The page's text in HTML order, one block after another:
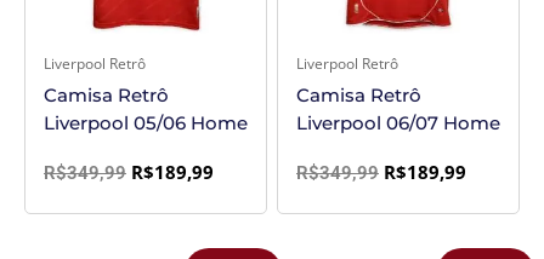
Liverpool Retrô
Camisa Retrô
Liverpool 05/06 Home
R$349,99 R$189,99
Liverpool Retrô
Camisa Retrô
Liverpool 06/07 Home
R$349,99 R$189,99